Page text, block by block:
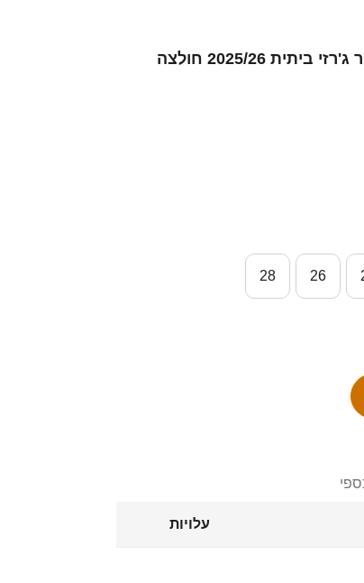
ילדים Vitor Marcelo #0 לבן שחור ג'רזי ביתית 2025/26 חולצה
26
28
עלויות